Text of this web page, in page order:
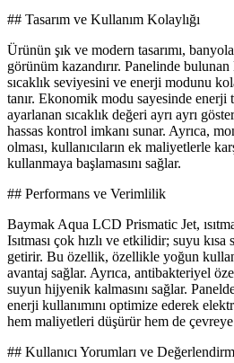
## Tasarım ve Kullanım Kolaylığı
Ürünün şık ve modern tasarımı,
görünüm kazandırır. Panelinde
sıcaklık seviyesini ve enerji modunu
tanır. Ekonomik modu sayesinde enerji
ayarlanan sıcaklık değeri ayrı ayrı
hassas kontrol imkanı sunar. Ayrıca,
olması, kullanıcıların ek maliyetlerle
kullanmaya başlamasını sağlar.
## Performans ve Verimlilik
Baymak Aqua LCD Prismatic Jet,
Isıtması çok hızlı ve etkilidir; suyu kısa
getirir. Bu özellik, özellikle yoğun
avantaj sağlar. Ayrıca, antibakteriyel
suyun hijyenik kalmasını sağlar.
enerji kullanımını optimize ederek
hem maliyetleri düşürür hem de
## Kullanıcı Yorumları ve